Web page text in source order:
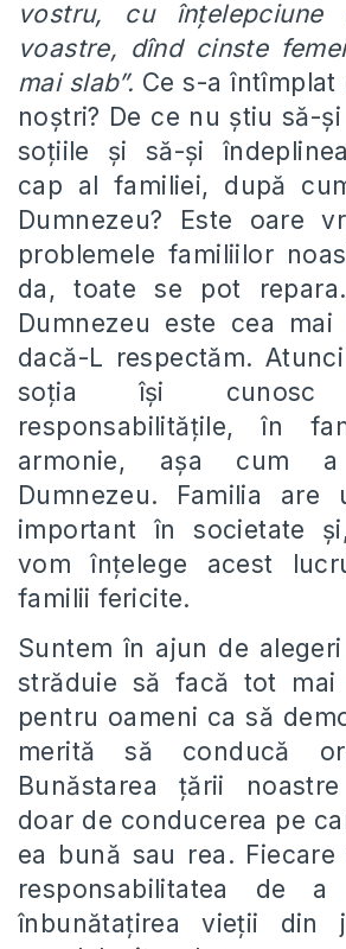
vostru, cu înțelepciune
voastre, dînd cinste
mai slab”. Ce s-a
noștri? De ce nu știu să-
soțiile și să-și
cap al familiei, după
Dumnezeu? Este oare
problemele familiilor
da, toate se pot
Dumnezeu este cea
dacă-L respectăm.
soția își
responsabilitățile, în
armonie, așa cum a
Dumnezeu. Familia
important în societate
vom înțelege acest
familii fericite.
Suntem în ajun de
străduie să facă tot mai
pentru oameni ca să
merită să conducă
Bunăstarea țării
doar de conducerea pe
ea bună sau rea.
responsabilitatea de
înbunătațirea vieții din